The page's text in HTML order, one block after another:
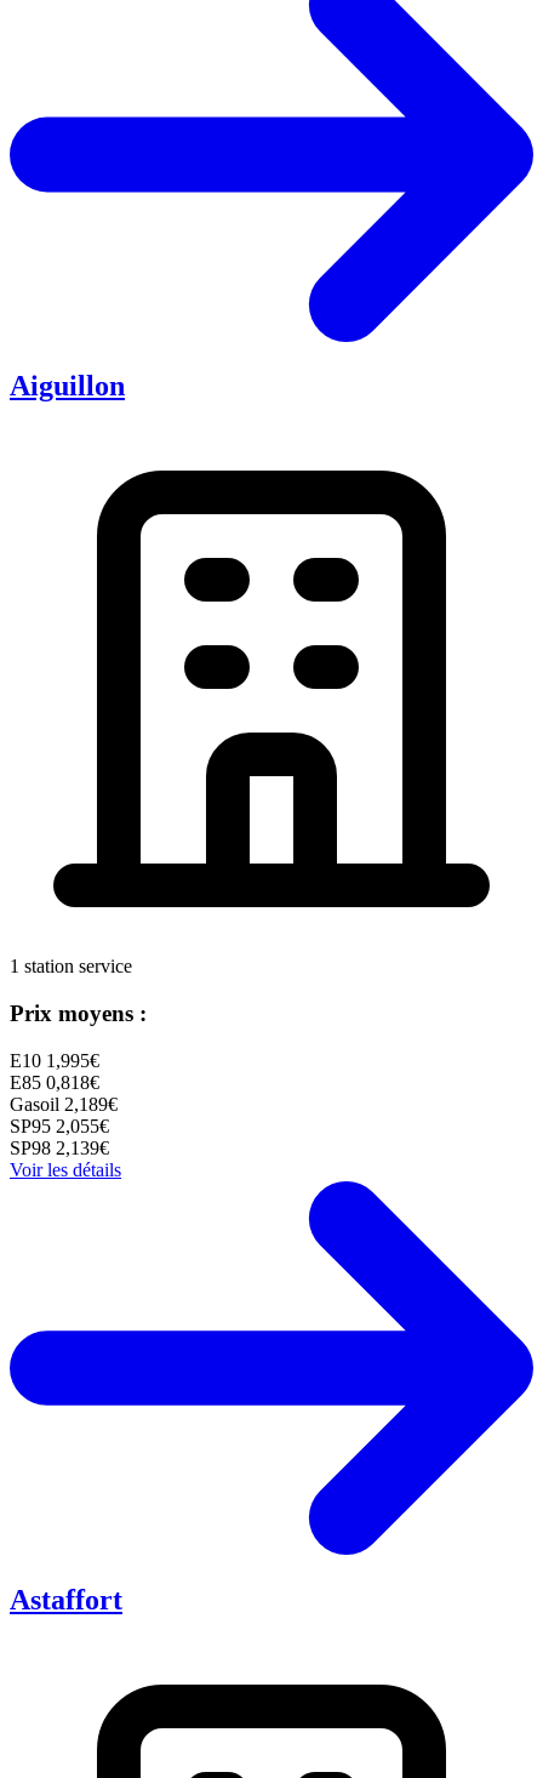
Aiguillon
1 station service
Prix moyens :
E10 1,995€
E85 0,818€
Gasoil 2,189€
SP95 2,055€
SP98 2,139€
Voir les détails
Astaffort